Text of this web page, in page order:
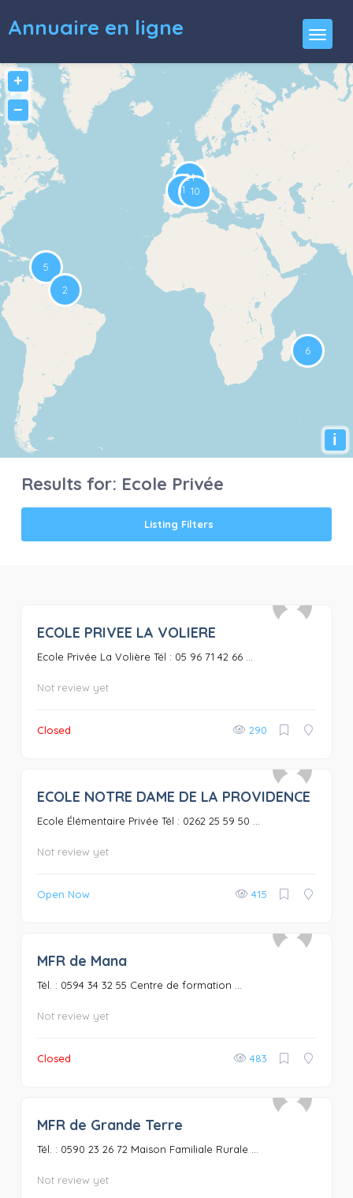
Annuaire en ligne
+
−
i
Results for: Ecole Privée
Listing Filters
ECOLE PRIVEE LA VOLIERE
Ecole Privée La Volière Tél : 05 96 71 42 66 ...
Not review yet
Closed 290
0
ECOLE NOTRE DAME DE LA PROVIDENCE
Ecole Élémentaire Privée Tél : 0262 25 59 50 ...
Not review yet
Open Now 415
MFR de Mana
Tél. : 0594 34 32 55 Centre de formation ...
Not review yet
Closed 483
MFR de Grande Terre
Tél. : 0590 23 26 72 Maison Familiale Rurale ...
Not review yet